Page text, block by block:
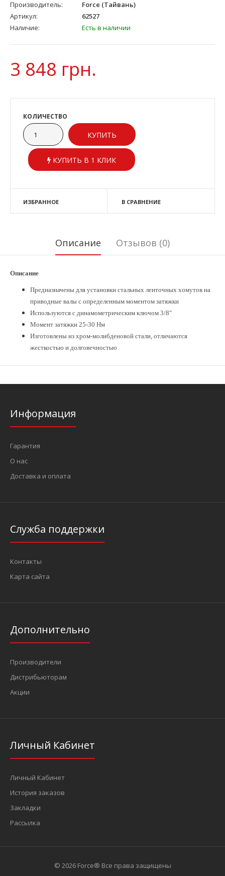
Производитель:
Force (Тайвань)
Артикул:
62527
Наличие:
Есть в наличии
3 848 грн.
КОЛИЧЕСТВО
КУПИТЬ В 1 КЛИК
ИЗБРАННОЕ В СРАВНЕНИЕ
Описание Отзывов (0)
Описание
Предназначены для установки стальных ленточных хомутов на
приводные валы с определенным моментом затяжки
Используются с динамометрическим ключом 3/8"
Момент затяжки 25-30 Нм
Изготовлены из хром-молибденовой стали, отличаются
жесткостью и долговечностью
Информация
Гарантия
О нас
Доставка и оплата
Служба поддержки
Контакты
Карта сайта
Дополнительно
Производители
Дистрибьюторам
Акции
Личный Кабинет
Личный Кабинет
История заказов
Закладки
Рассылка
© 2026 Force® Все права защищены